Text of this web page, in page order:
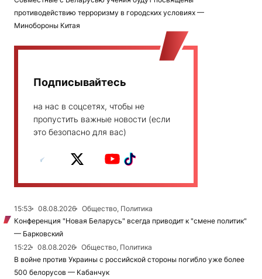
противодействию терроризму в городских условиях —
Минобороны Китая
Подписывайтесь
на нас в соцсетях, чтобы не
пропустить важные новости (если
это безопасно для вас)
15:53 08.08.2026
Общество, Политика
Конференция "Новая Беларусь" всегда приводит к "смене политик"
— Барковский
15:22
08.08.2026
Общество, Политика
В войне против Украины с российской стороны погибло уже более
500 белорусов — Кабанчук